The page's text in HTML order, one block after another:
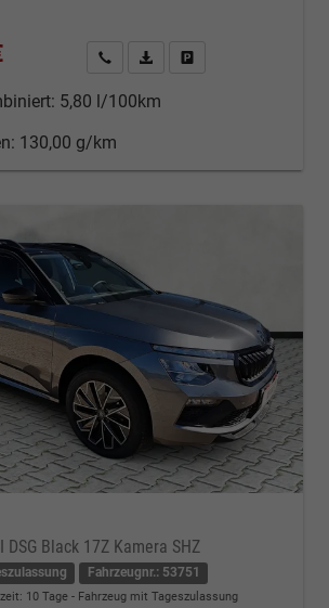
Kontakt & Angebot anfordern
PDF-Datei, Fahrzeugexposé
5,80 l/100km
130,00 g/km
DSG Black 17Z Kamera SHZ
Fahrzeugnr.: 53751
10 Tage Fahrzeug mit Tageszulassung